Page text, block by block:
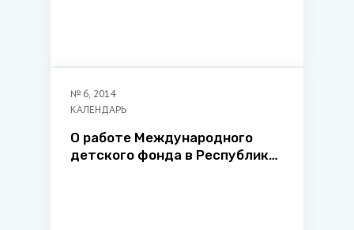
№ 6, 2014
КАЛЕНДАРЬ
О работе Международного
детского фонда в Республике